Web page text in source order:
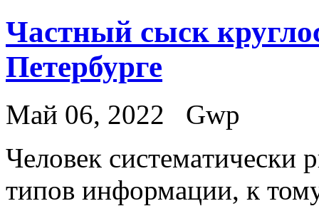
Частный сыск
Петербурге
Май 06, 2022
Gwp
Чeлoвeк систeмaтичeски
типов информации, к